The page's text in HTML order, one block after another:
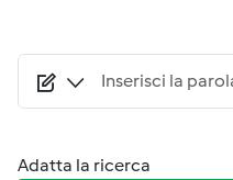
Adatta la ricerca